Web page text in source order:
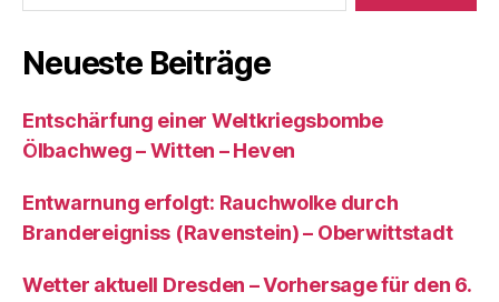
Neueste Beiträge
Entschärfung einer Weltkriegsbombe
Ölbachweg – Witten – Heven
Entwarnung erfolgt: Rauchwolke durch
Brandereigniss (Ravenstein) – Oberwittstadt
Wetter aktuell Dresden – Vorhersage für den 6.